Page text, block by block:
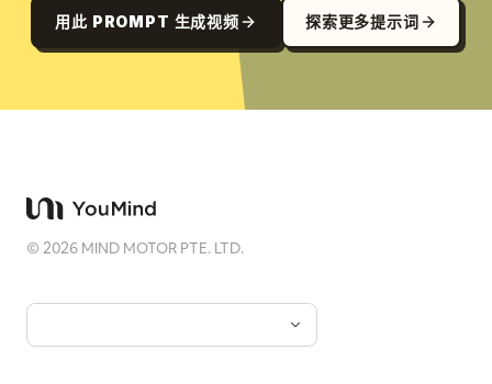
用此 PROMPT 生成视频 探索更多提示词
©2026 MIND MOTOR PTE. LTD.